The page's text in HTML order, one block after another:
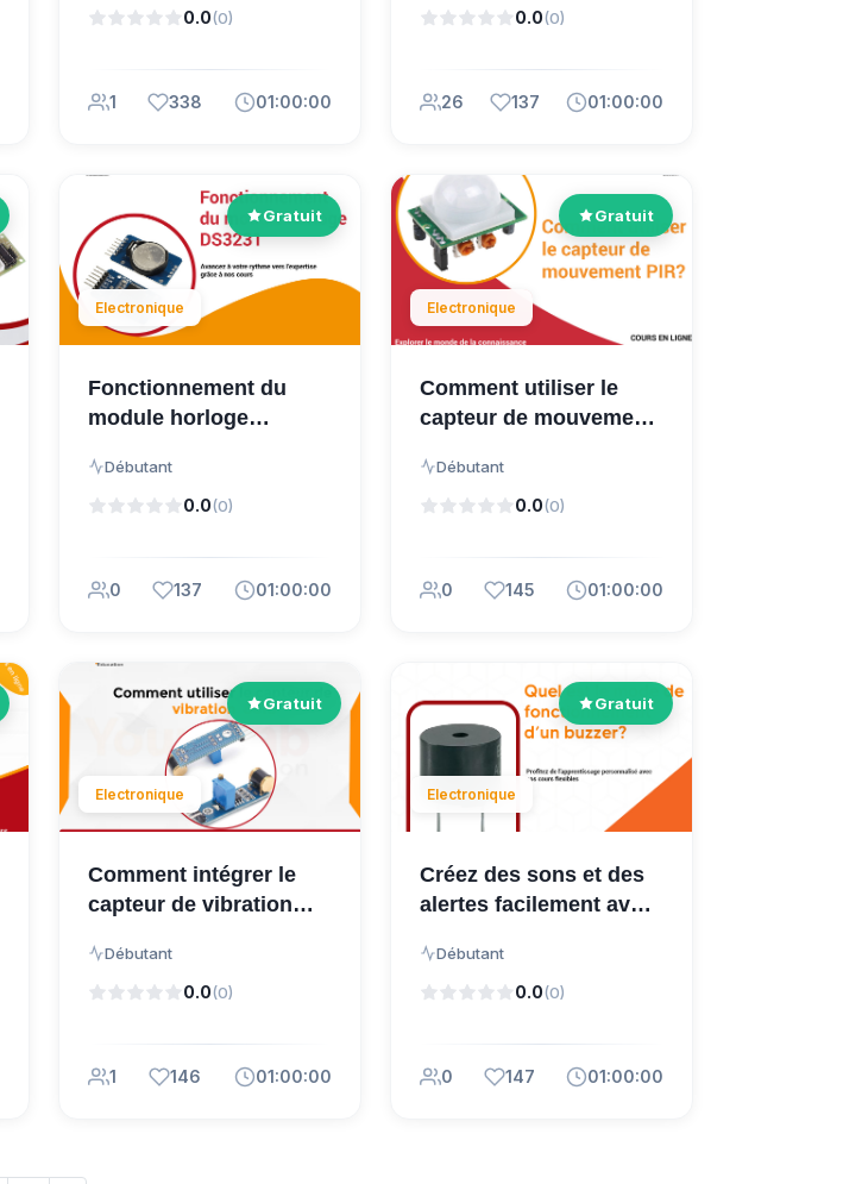
0.0(0)
1 338 01:00:00
0.0(0)
26 137 01:00:00
Gratuit
Electronique
Fonctionnement du
module horloge
Débutant
0.0(0)
0 137 01:00:00
Gratuit
Electronique
Comment utiliser le
capteur de mouvement
Débutant
0.0(0)
0 145 01:00:00
Gratuit
Electronique
Comment intégrer le
capteur de vibration
Débutant
0.0(0)
1 146 01:00:00
Gratuit
Electronique
Créez des sons et des
alertes facilement avec
Débutant
0.0(0)
0 147 01:00:00